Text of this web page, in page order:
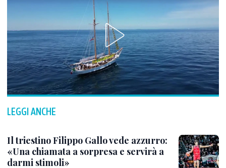
LEGGI ANCHE
Il triestino Filippo Gallo vede azzurro:
«Una chiamata a sorpresa e servirà a
darmi stimoli»